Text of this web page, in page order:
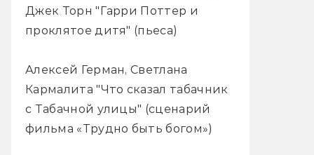
Джек Торн "Гарри Поттер и
проклятое дитя" (пьеса)
Алексей Герман, Светлана
Кармалита "Что сказал табачник
с Табачной улицы" (сценарий
фильма «Трудно быть богом»)